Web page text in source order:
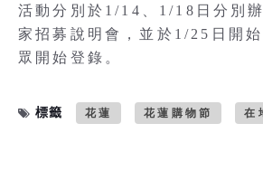
活動分別於1/14、1/18日分別
家招募說明會，並於1/25日開
眾開始登錄。
標籤 花蓮 花蓮購物節 在